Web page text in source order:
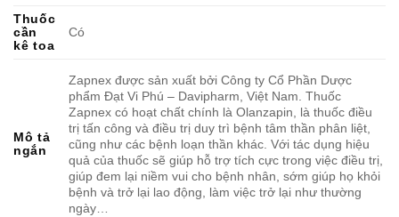
Thuốc
cần
kê toa
Có
Mô tả
ngắn
Zapnex được sản xuất bởi Công ty Cổ Phần Dược
phẩm Đạt Vi Phú – Davipharm, Việt Nam. Thuốc
Zapnex có hoạt chất chính là Olanzapin, là thuốc điều
trị tấn công và điều trị duy trì bệnh tâm thần phân liệt,
cũng như các bệnh loạn thần khác. Với tác dụng hiệu
quả của thuốc sẽ giúp hỗ trợ tích cực trong việc điều trị,
giúp đem lại niềm vui cho bệnh nhân, sớm giúp họ khỏi
bệnh và trở lại lao động, làm việc trở lại như thường
ngày…